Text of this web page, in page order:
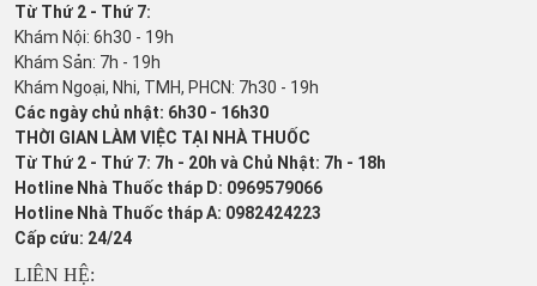
Từ Thứ 2 - Thứ 7:
Khám Nội: 6h30 - 19h
Khám Sản: 7h - 19h
Khám Ngoại, Nhi, TMH, PHCN: 7h30 - 19h
Các ngày chủ nhật: 6h30 - 16h30
THỜI GIAN LÀM VIỆC TẠI NHÀ THUỐC
Từ Thứ 2 - Thứ 7: 7h - 20h và Chủ Nhật: 7h - 18h
Hotline Nhà Thuốc tháp D: 0969579066
Hotline Nhà Thuốc tháp A: 0982424223
Cấp cứu: 24/24
LIÊN HỆ: